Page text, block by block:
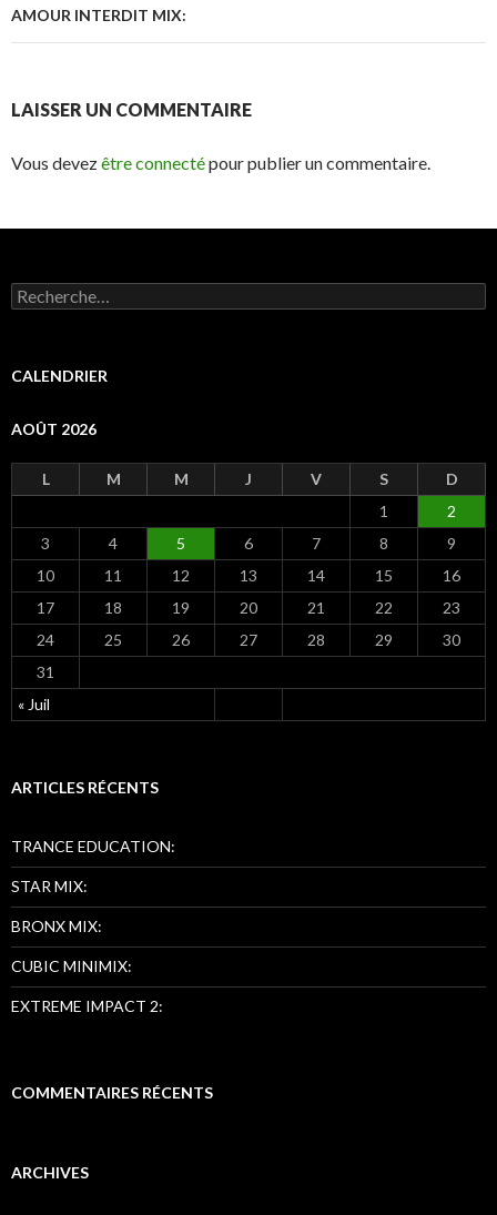
articles
AMOUR INTERDIT MIX:
LAISSER UN COMMENTAIRE
Vous devezêtre connectépour publier un commentaire.
R
e
e
h
CALENDRIER
AOÛT 2026
L M M J V S D
« Juil
1
2
3
4 5 6 7 8
9
10
11 12 13 14 15
16
17
18 19 20 21 22
23
24
25 26 27 28 29
30
31
ARTICLES RÉCENTS
TRANCE EDUCATION:
STAR MIX:
BRONX MIX:
CUBIC MINIMIX:
EXTREME IMPACT 2:
COMMENTAIRES RÉCENTS
ARCHIVES